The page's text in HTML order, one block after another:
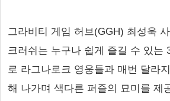
그라비티 게임 허브(GGH) 최성욱
크러쉬는 누구나 쉽게 즐길 수 있는
로 라그나로크 영웅들과 매번 달라
해 나가며 색다른 퍼즐의 묘미를 제